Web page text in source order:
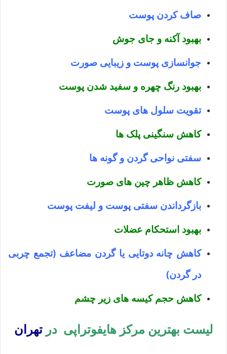
صاف کردن پوست
بهبود آکنه و جای جوش
جوانسازی پوست و زیبایی صورت
بهبود رنگ چهره و سفید شدن پوست
تقویت سلول های پوست
کاهش سنگینی پلک ها
سفتی نواحی گردن و گونه ها
کاهش ظاهر چین های صورت
بازگرداندن سفتی پوست و لیفت پوست
بهبود استحکام عضلات
کاهش چانه دوتایی یا گردن مضاعف (تجمع چربی
در گردن)
کاهش حجم کیسه های زیر چشم
لیست بهترین مرکز هایفوتراپی در تهران